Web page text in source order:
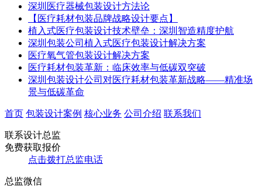
​​深圳医疗器械包装设计方法论​
​【医疗耗材包装品牌战略设计要点】​
植入式医疗包装设计技术壁垒：深圳智造精度护航
深圳包装公司植入式医疗包装设计解决方案
​医疗氧气管包装设计解决方案
医疗耗材包装革新：临床效率与低碳双突破
深圳包装设计公司对医疗耗材包装革新战略——精准场
景与低碳革命
首页 包装设计案例 核心业务 公司介绍 联系我们
联系设计总监
免费获取报价
点击拨打总监电话
总监微信